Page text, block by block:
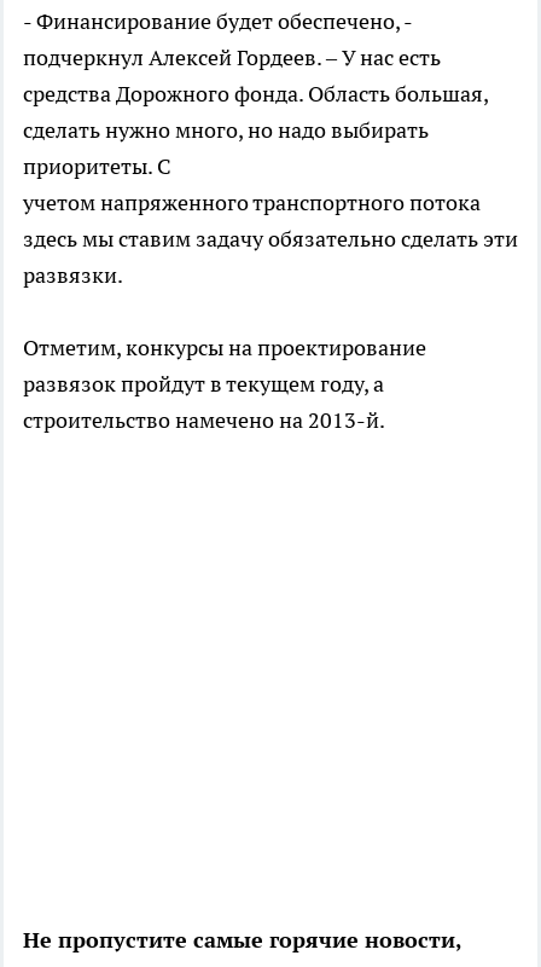
- Финансирование будет обеспечено, -
подчеркнул Алексей Гордеев. – У нас есть
средства Дорожного фонда. Область большая,
сделать нужно много, но надо выбирать
приоритеты. С
учетом напряженного транспортного потока
здесь мы ставим задачу обязательно сделать эти
развязки.
Отметим, конкурсы на проектирование
развязок пройдут в текущем году, а
строительство намечено на 2013-й.
Не пропустите самые горячие новости,